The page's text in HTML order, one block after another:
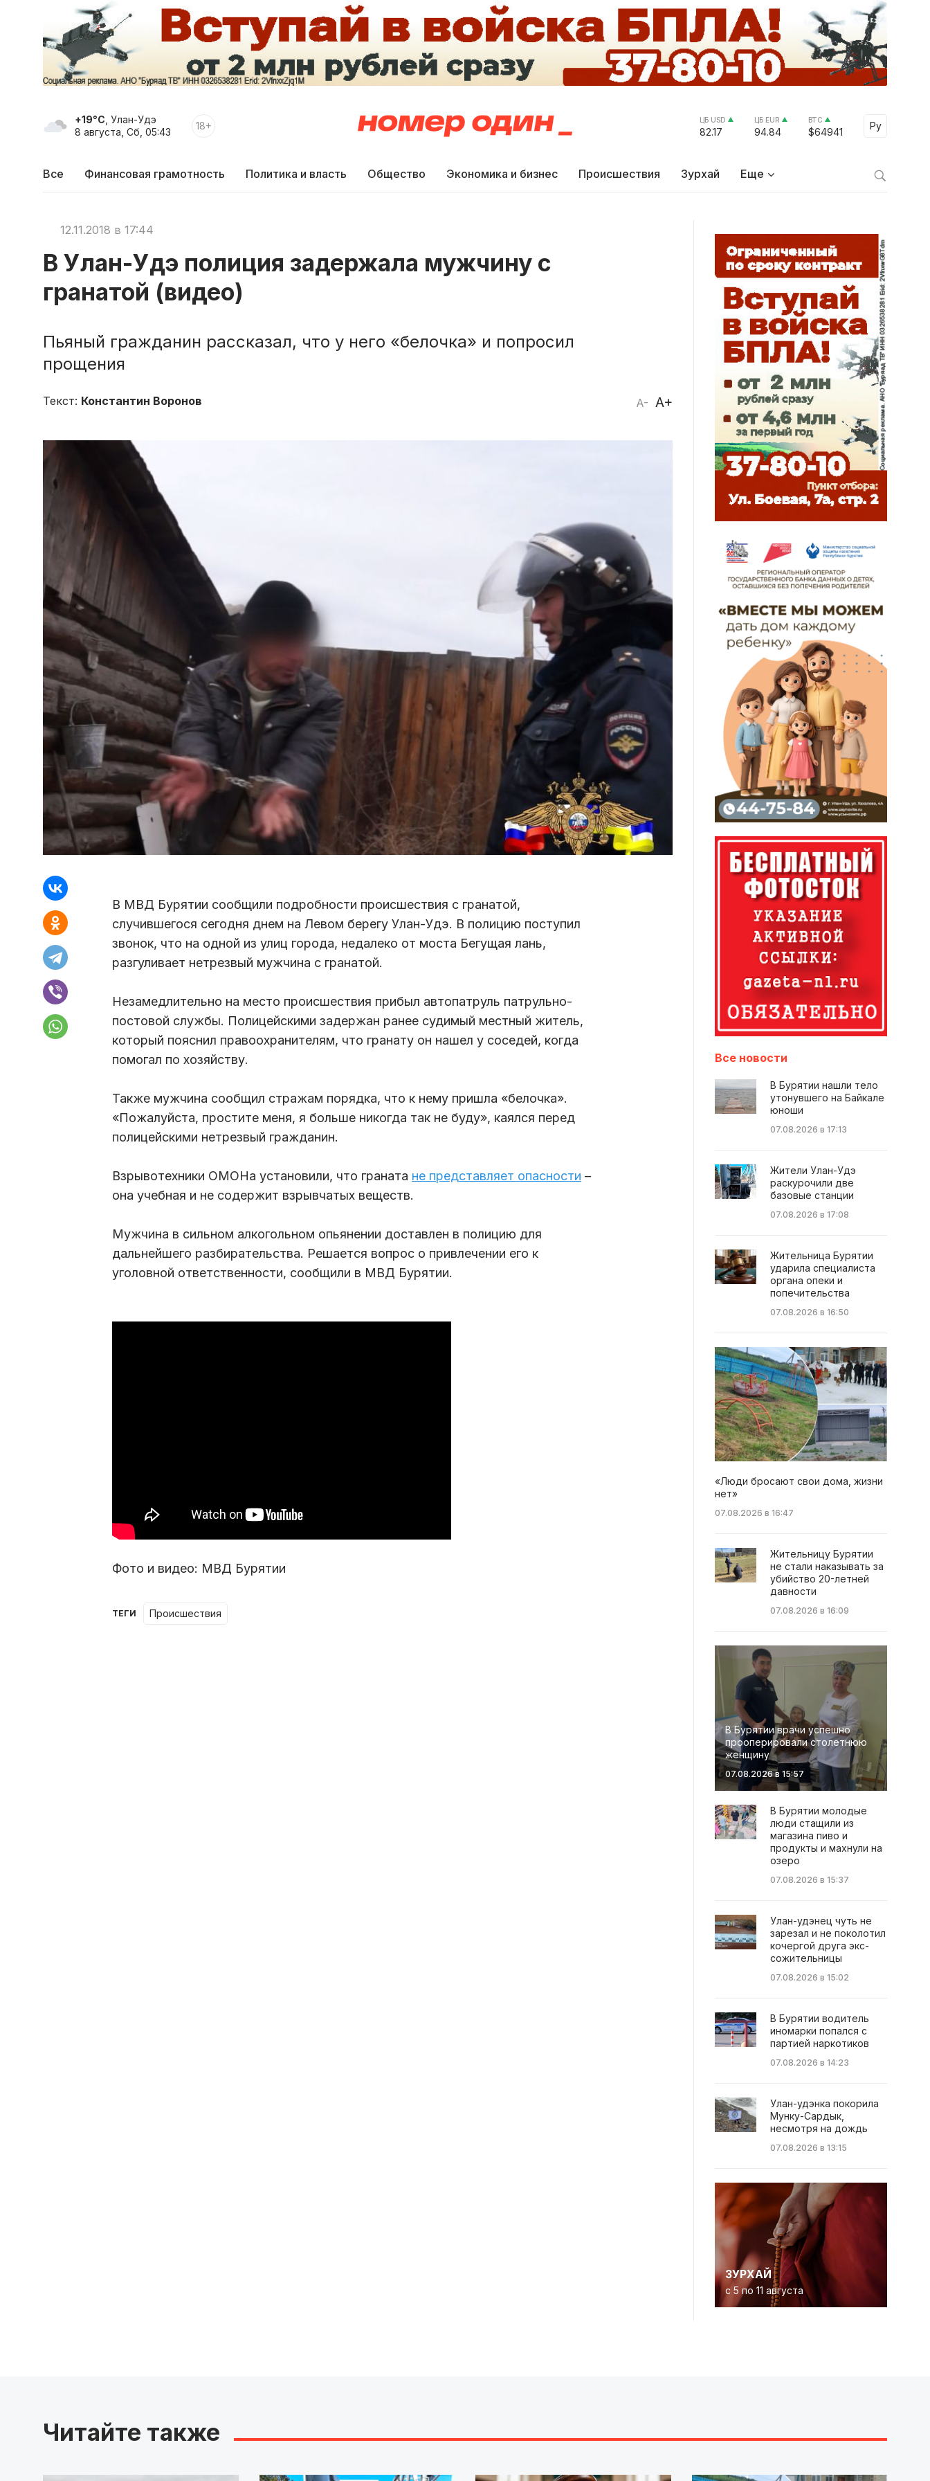
+19°C , Улан-Удэ
8 августа, Сб, 05:43
18+ ЦБ USD
82.17
ЦБ EUR
94.84
BTC
$64941
Ру
Select
Все Финансовая грамотность Политика и власть Общество Экономика и бизнес Происшествия Зурхай Еще
12.11.2018 в 17:44
В Улан-Удэ полиция задержала мужчину с
гранатой (видео)
Пьяный гражданин рассказал, что у него «белочка» и попросил
прощения
A- A+
Текст: Константин Воронов
В МВД Бурятии сообщили подробности происшествия с гранатой,
случившегося сегодня днем на Левом берегу Улан-Удэ. В полицию поступил
звонок, что на одной из улиц города, недалеко от моста Бегущая лань,
разгуливает нетрезвый мужчина с гранатой.
Незамедлительно на место происшествия прибыл автопатруль патрульно-
постовой службы. Полицейскими задержан ранее судимый местный житель,
который пояснил правоохранителям, что гранату он нашел у соседей, когда
помогал по хозяйству.
Также мужчина сообщил стражам порядка, что к нему пришла «белочка».
«Пожалуйста, простите меня, я больше никогда так не буду», каялся перед
полицейскими нетрезвый гражданин.
Взрывотехники ОМОНа установили, что граната не представляет опасности –
она учебная и не содержит взрывчатых веществ.
Мужчина в сильном алкогольном опьянении доставлен в полицию для
дальнейшего разбирательства. Решается вопрос о привлечении его к
уголовной ответственности, сообщили в МВД Бурятии.
Фото и видео: МВД Бурятии
ТЕГИ происшествия
Все новости
В Бурятии нашли тело
утонувшего на Байкале
юноши
07.08.2026 в 17:13
Жители Улан-Удэ
раскурочили две
базовые станции
07.08.2026 в 17:08
Жительница Бурятии
ударила специалиста
органа опеки и
попечительства
07.08.2026 в 16:50
«Люди бросают свои дома, жизни
нет»
07.08.2026 в 16:47
Жительницу Бурятии
не стали наказывать за
убийство 20-летней
давности
07.08.2026 в 16:09
В Бурятии врачи успешно
прооперировали столетнюю
женщину
07.08.2026 в 15:57
В Бурятии молодые
люди стащили из
магазина пиво и
продукты и махнули на
озеро
07.08.2026 в 15:37
Улан-удэнец чуть не
зарезал и не поколотил
кочергой друга экс-
сожительницы
07.08.2026 в 15:02
В Бурятии водитель
иномарки попался с
партией наркотиков
07.08.2026 в 14:23
Улан-удэнка покорила
Мунку-Сардык,
несмотря на дождь
07.08.2026 в 13:15
ЗУРХАЙ
с 5 по 11 августа
Читайте также